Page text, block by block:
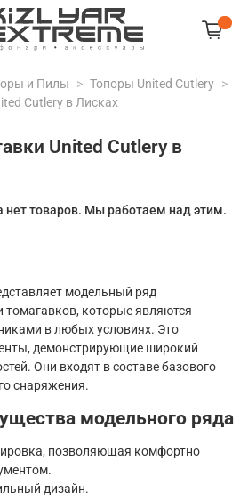
и Пилы
Топоры United Cutlery
Cutlery в Лисках
United Cutlery в
нет товаров. Мы работаем над этим.
модельный ряд
томагавков, которые являются
в любых условиях. Это
демонстрирующие широкий
Они входят в составе базового
снаряжения.
модельного ряда
позволяющая комфортно
дизайн.